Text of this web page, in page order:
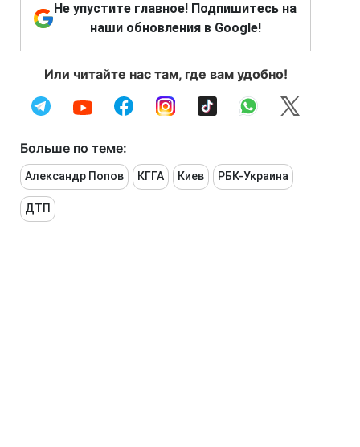
Не упустите главное! Подпишитесь на
наши обновления в Google!
Или читайте нас там, где вам удобно!
Больше по теме:
Александр Попов КГГА Киев РБК-Украина
ДТП